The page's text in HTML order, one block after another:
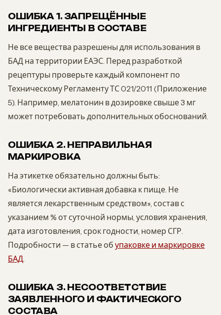
ОШИБКА 1. ЗАПРЕЩЁННЫЕ
ИНГРЕДИЕНТЫ В СОСТАВЕ
Не все вещества разрешены для использования в
БАД на территории ЕАЭС. Перед разработкой
рецептуры проверьте каждый компонент по
Техническому Регламенту ТС 021/2011 (Приложение
5). Например, мелатонин в дозировке свыше 3 мг
может потребовать дополнительных обоснований.
ОШИБКА 2. НЕПРАВИЛЬНАЯ
МАРКИРОВКА
На этикетке обязательно должны быть:
«Биологически активная добавка к пище. Не
является лекарственным средством», состав с
указанием % от суточной нормы, условия хранения,
дата изготовления, срок годности, номер СГР.
Подробности — в статье об упаковке и маркировке
БАД.
ОШИБКА 3. НЕСООТВЕТСТВИЕ
ЗАЯВЛЕННОГО И ФАКТИЧЕСКОГО
СОСТАВА